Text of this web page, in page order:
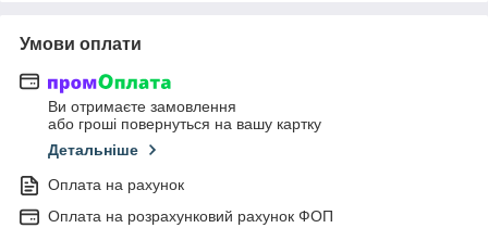
Умови оплати
Ви отримаєте замовлення
або гроші повернуться на вашу картку
Детальніше
Оплата на рахунок
Оплата на розрахунковий рахунок ФОП